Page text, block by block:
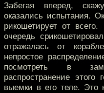
Забегая вперед,
оказались испытания.
рикошетирует от
очередь
отражалась от
непростое
посмотреть в
распространение этого
выемки в его теле. Это